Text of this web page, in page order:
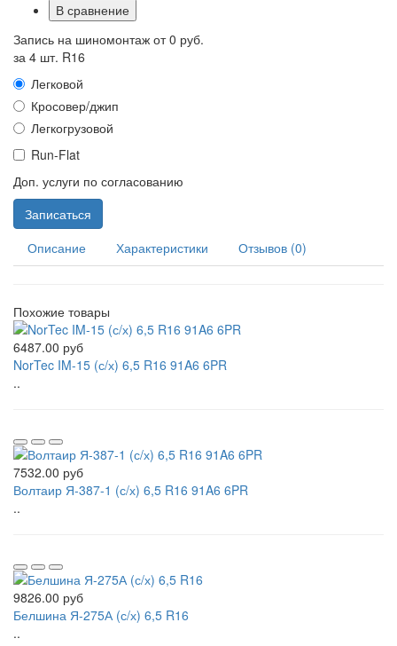
В сравнение
Запись на шиномонтаж от0 руб.
за 4 шт. R16
Легковой
Кросовер/джип
Легкогрузовой
Run-Flat
Доп. услуги по согласованию
Записаться
Описание
Характеристики Отзывов (0)
Похожие товары
6487.00 руб
NorTec IM-15 (с/х) 6,5 R16 91A6 6PR
..
7532.00 руб
Волтаир Я-387-1 (с/х) 6,5 R16 91A6 6PR
..
9826.00 руб
Белшина Я-275А (с/х) 6,5 R16
..